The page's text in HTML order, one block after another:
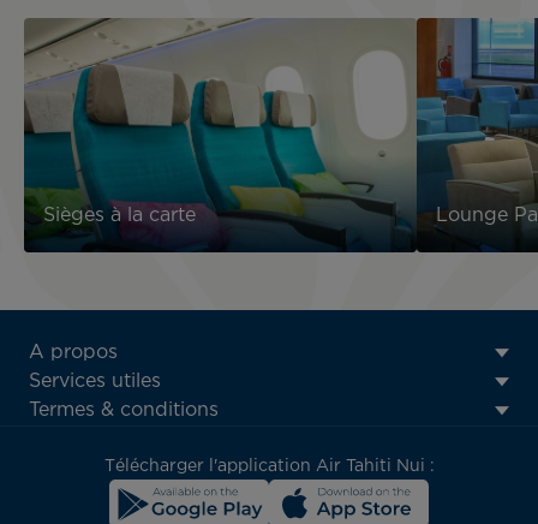
Sièges à la carte Lounge
ATN:
Footer
menu
A propos
Services utiles
Termes & conditions
Télécharger l'application Air Tahiti Nui :